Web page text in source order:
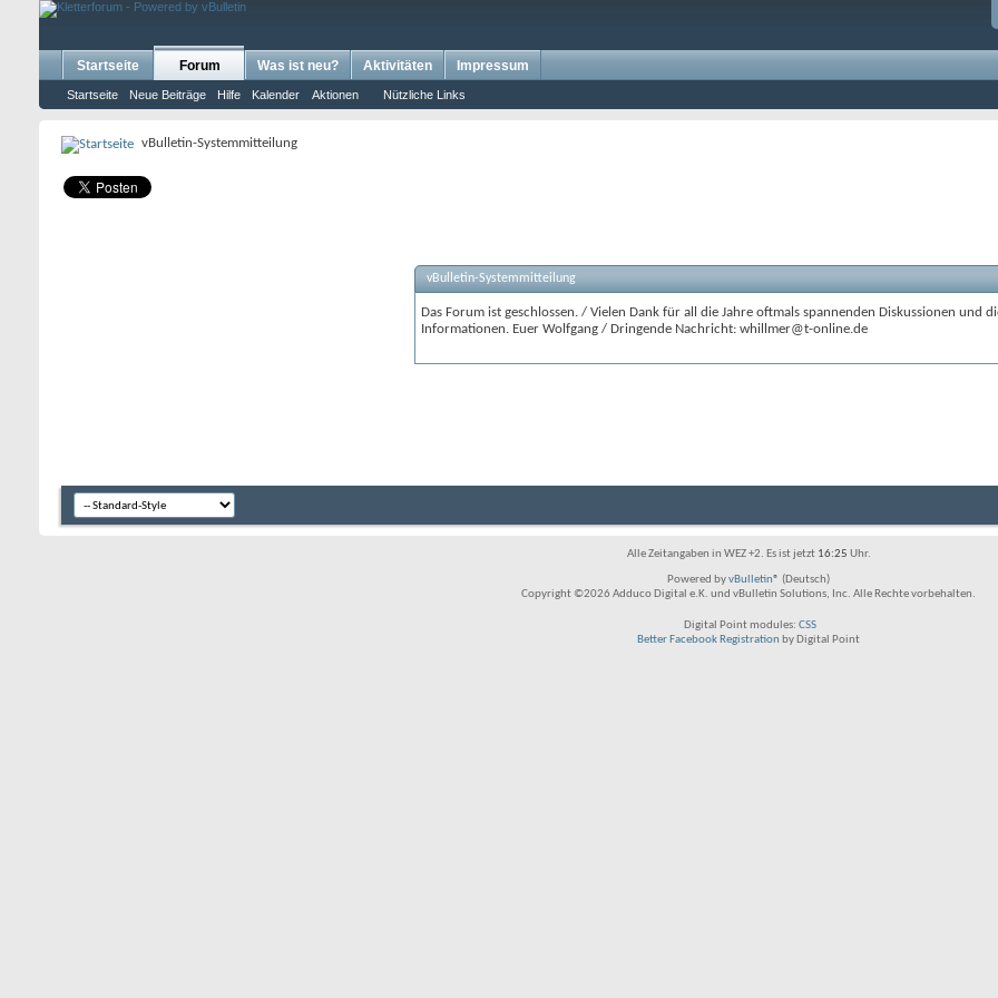
Startseite Forum
Startseite Neue Beiträge Hilfe Kalender Aktionen Nützliche Links
Was ist neu? Aktivitäten Impressum
vBulletin-Systemmitteilung
vBulletin-Systemmitteilung
Das Forum ist geschlossen. / Vielen Dank für all die Jahre oftmals spannenden Diskussionen und
Informationen. Euer Wolfgang / Dringende Nachricht: whillmer@t-online.de
Alle Zeitangaben in WEZ +2. Es ist jetzt 16:25 Uhr.
Powered byvBulletin® (Deutsch)
Copyright ©2026 Adduco Digital e.K. und vBulletin Solutions, Inc. Alle Rechte vorbehalten.
Digital Point modules: CSS
Better Facebook Registration by Digital Point